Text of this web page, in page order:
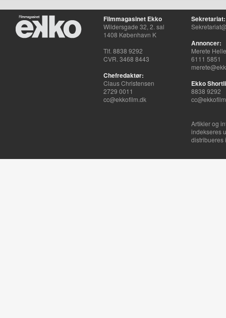
Filmmagasinet Ekko
Wildersgade 32, 2. sal
1408 København K
Tlf. 8838 9292
CVR. 3468 8443
Chefredaktør:
Claus Christensen
2729 0011
cc@ekkofilm.dk
Sekretariat:
Annoncer:
Merete
6111 5851
Ekko
8838 9292
Artikler og
indekseres
distribueres